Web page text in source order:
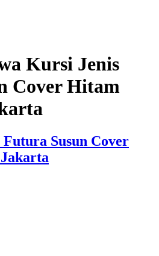
Kursi Jenis
Cover Hitam
Susun Cover